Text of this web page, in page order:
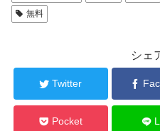
無料
シェ
Twitter
Pocket